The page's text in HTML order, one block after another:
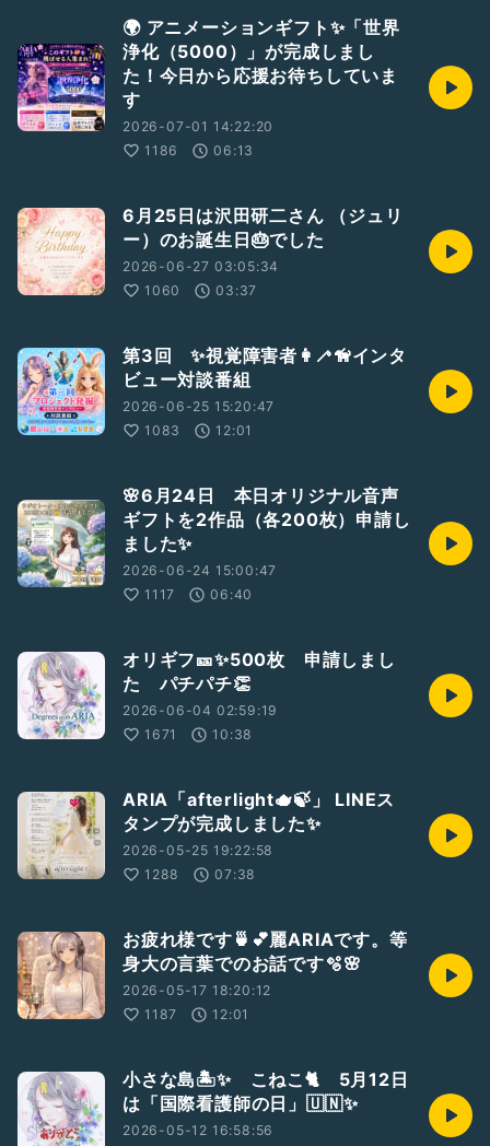
🌍 アニメーションギフト✨「世界
浄化（5000）」が完成しまし
た！今日から応援お待ちしていま
す
2026-07-01 14:22:20
1186
06:13
6月25日は沢田研二さん （ジュリ
ー）のお誕生日🎂でした
2026-06-27 03:05:34
1060
03:37
第3回 ✨視覚障害者👩‍🦯🦮インタ
ビュー対談番組
2026-06-25 15:20:47
1083
12:01
🌸6月24日 本日オリジナル音声
ギフトを2作品（各200枚）申請し
ました✨
2026-06-24 15:00:47
1117
06:40
オリギフ🎫✨500枚 申請しまし
た パチパチ👏
2026-06-04 02:59:19
1671
10:38
ARIA「afterlight🫖🍃」 LINEス
タンプが完成しました✨
2026-05-25 19:22:58
1288
07:38
お疲れ様です🍵💕麗ARIAです。等
身大の言葉でのお話です🫧🌸
2026-05-17 18:20:12
1187
12:01
小さな島🏝️✨ こねこ🐈 5月12日
は「国際看護師の日」🇺🇳✨
2026-05-12 16:58:56